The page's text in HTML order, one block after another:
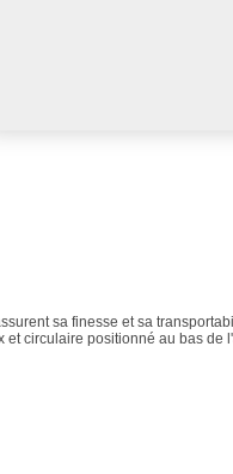
sa finesse et sa
et circulaire positionné au bas de